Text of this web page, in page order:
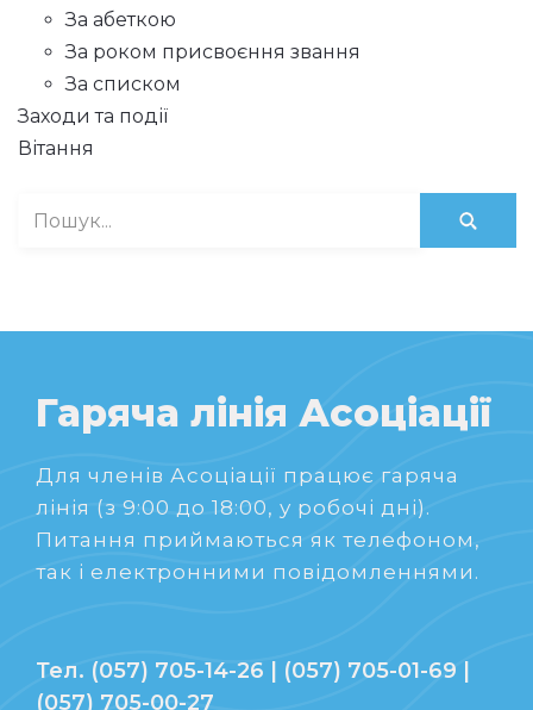
За абеткою
За роком присвоєння звання
За списком
Заходи та події
Вітання
Гаряча лінія Асоціації
Для членів Асоціації працює гаряча
лінія (з 9:00 до 18:00, у робочі дні).
Питання приймаються як телефоном,
так і електронними повідомленнями.
Тел. (057) 705-14-26 | (057) 705-01-69 |
(057) 705-00-27